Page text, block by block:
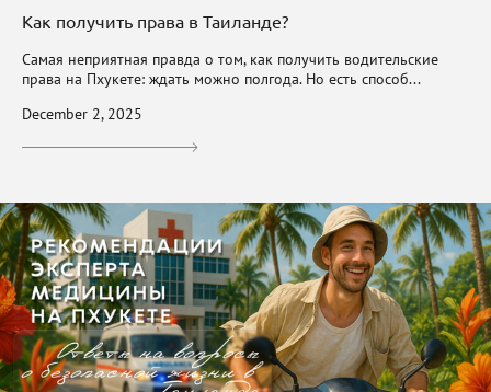
Как получить права в Таиланде?
Самая неприятная правда о том, как получить водительские
права на Пхукете: ждать можно полгода. Но есть способ...
December 2, 2025